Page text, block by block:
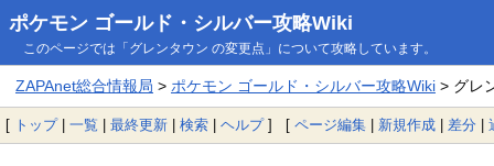
ポケモン ゴールド・シルバー攻略Wiki
このページでは「グレンタウン の変更点」について攻略しています。
ZAPAnet総合情報局 > ポケモン ゴールド・シルバー攻略Wiki> グレ
[ トップ| 一覧 | 最終更新 | 検索 | ヘルプ] [ ページ編集 | 新規作成 | 差分 |